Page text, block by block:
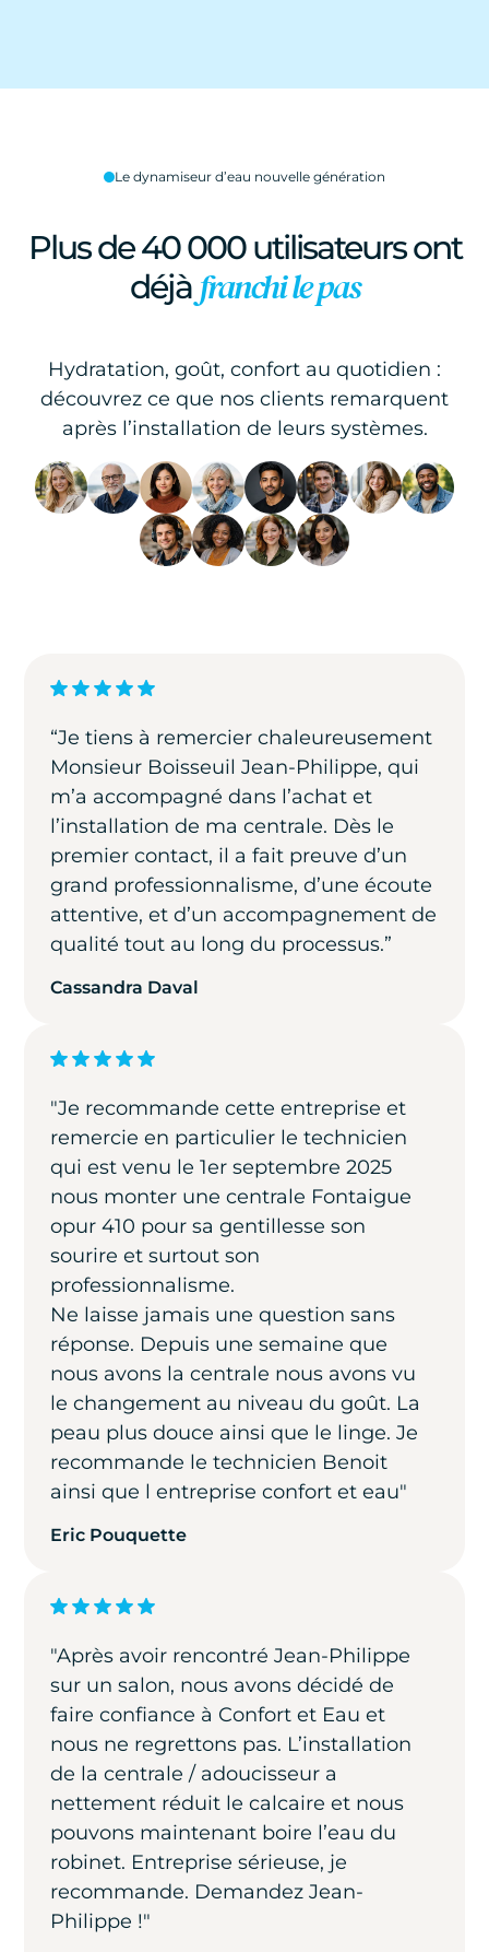
Le dynamiseur d’eau nouvelle génération
Plus de 40 000 utilisateurs ont
déjà franchi le pas
Hydratation, goût, confort au quotidien :
découvrez ce que nos clients remarquent
après l’installation de leurs systèmes.
“Je tiens à remercier chaleureusement
Monsieur Boisseuil Jean-Philippe, qui
m’a accompagné dans l’achat et
l’installation de ma centrale. Dès le
premier contact, il a fait preuve d’un
grand professionnalisme, d’une écoute
attentive, et d’un accompagnement de
qualité tout au long du processus.”
Cassandra Daval
"Je recommande cette entreprise et
remercie en particulier le technicien
qui est venu le 1er septembre 2025
nous monter une centrale Fontaigue
opur 410 pour sa gentillesse son
sourire et surtout son
professionnalisme.
Ne laisse jamais une question sans
réponse. Depuis une semaine que
nous avons la centrale nous avons vu
le changement au niveau du goût. La
peau plus douce ainsi que le linge. Je
recommande le technicien Benoit
ainsi que l entreprise confort et eau"
Eric Pouquette
"Après avoir rencontré Jean-Philippe
sur un salon, nous avons décidé de
faire confiance à Confort et Eau et
nous ne regrettons pas. L’installation
de la centrale / adoucisseur a
nettement réduit le calcaire et nous
pouvons maintenant boire l’eau du
robinet. Entreprise sérieuse, je
recommande. Demandez Jean-
Philippe !"